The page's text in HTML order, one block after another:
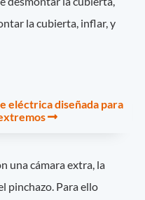
la cubierta, inflar, y
eléctrica diseñada para
una cámara extra, la
pinchazo. Para ello